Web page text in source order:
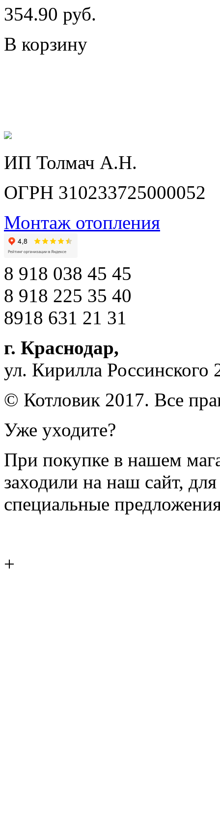
354.90 руб.
В корзину
ИП Толмач А.Н.
ОГРН 310233725000052
Монтаж отопления
8 918 038 45 45
8 918 225 35 40
8918 631 21 31
г. Краснодар,
ул. Кирилла Россинского
© Котловик 2017. Все
Уже уходите?
При покупке в нашем
заходили на наш сайт,
специальные
+